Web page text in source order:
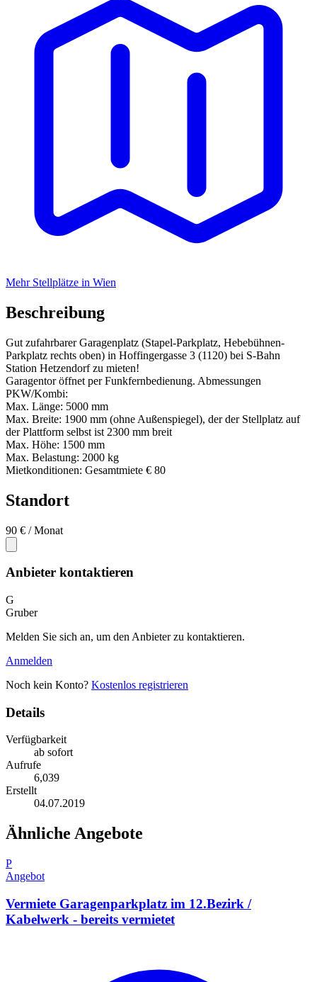
Mehr Stellplätze in Wien
Beschreibung
Gut zufahrbarer Garagenplatz (Stapel-Parkplatz, Hebebühnen-
Parkplatz rechts oben) in Hoffingergasse 3 (1120) bei S-Bahn
Station Hetzendorf zu mieten!
Garagentor öffnet per Funkfernbedienung. Abmessungen
PKW/Kombi:
Max. Länge: 5000 mm
Max. Breite: 1900 mm (ohne Außenspiegel), der der Stellplatz auf
der Plattform selbst ist 2300 mm breit
Max. Höhe: 1500 mm
Max. Belastung: 2000 kg
Mietkonditionen: Gesamtmiete € 80
Standort
90 € / Monat
Anbieter kontaktieren
G
Gruber
Melden Sie sich an, um den Anbieter zu kontaktieren.
Anmelden
Noch kein Konto? Kostenlos registrieren
Details
Verfügbarkeit
ab sofort
Aufrufe
6,039
Erstellt
04.07.2019
Ähnliche Angebote
P
Angebot
Vermiete Garagenparkplatz im 12.Bezirk /
Kabelwerk - bereits vermietet